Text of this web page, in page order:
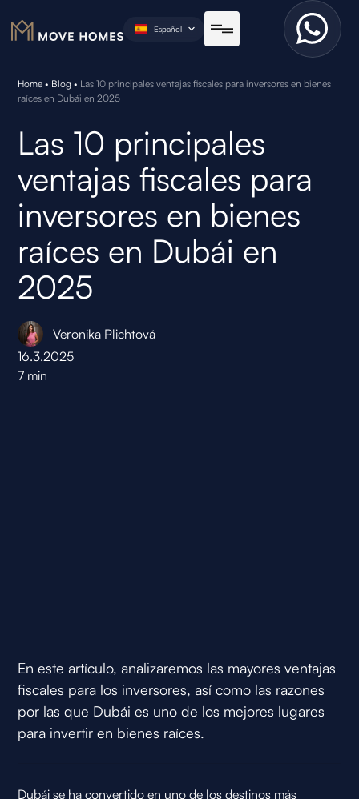
Español
Home • Blog • Las 10 principales ventajas fiscales para inversores en bienes
raíces en Dubái en 2025
Las 10 principales
ventajas fiscales para
inversores en bienes
raíces en Dubái en
2025
Veronika Plichtová
16.3.2025
7 min
En este artículo, analizaremos las mayores ventajas
fiscales para los inversores, así como las razones
por las que Dubái es uno de los mejores lugares
para invertir en bienes raíces.
Dubái se ha convertido en uno de los destinos más